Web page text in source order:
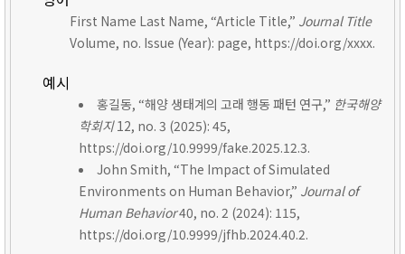
First Name Last Name, “Article Title,” Journal Title
Volume, no. Issue (Year): page, https://doi.org/xxxx.
예시
홍길동, “해양 생태계의 고래 행동 패턴 연구,” 한국해양
학회지12, no. 3 (2025): 45,
https://doi.org/10.9999/fake.2025.12.3.
John Smith, “The Impact of Simulated
Environments on Human Behavior,” Journal of
Human Behavior40, no. 2 (2024): 115,
https://doi.org/10.9999/jfhb.2024.40.2.